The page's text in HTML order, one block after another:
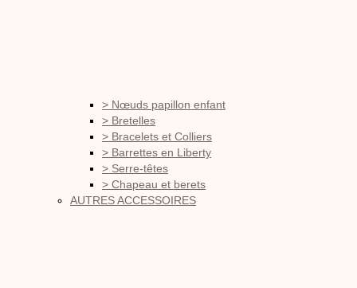
> Nœuds papillon enfant
> Bretelles
> Bracelets et Colliers
> Barrettes en Liberty
> Serre-têtes
> Chapeau et berets
AUTRES ACCESSOIRES